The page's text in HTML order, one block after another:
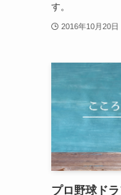
す。
2016年10月20日
プロ野球ド